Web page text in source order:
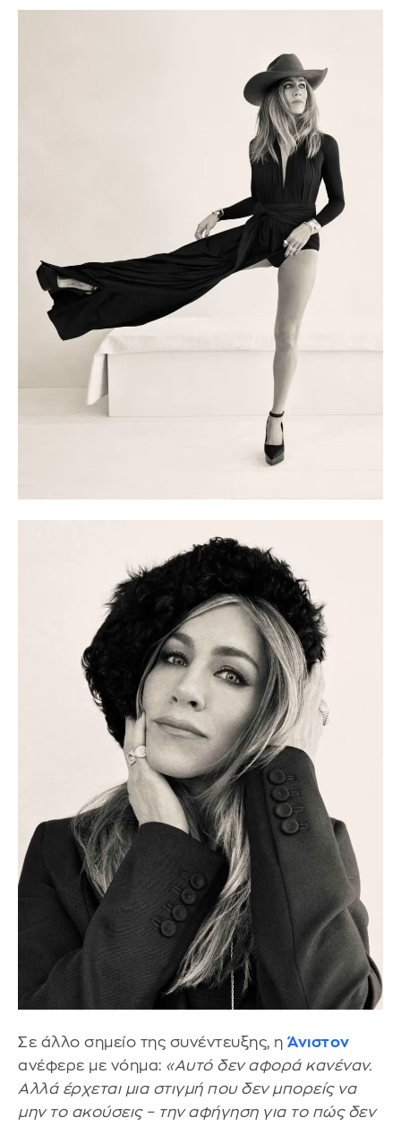
Σε άλλο σημείο της συνέντευξης, η Άνιστον
ανέφερε με νόημα: «Αυτό δεν αφορά κανέναν.
Αλλά έρχεται μια στιγμή που δεν μπορείς να
μην το ακούσεις – την αφήγηση για το πώς δεν